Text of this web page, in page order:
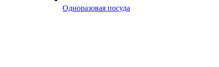
Одноразовая посуда